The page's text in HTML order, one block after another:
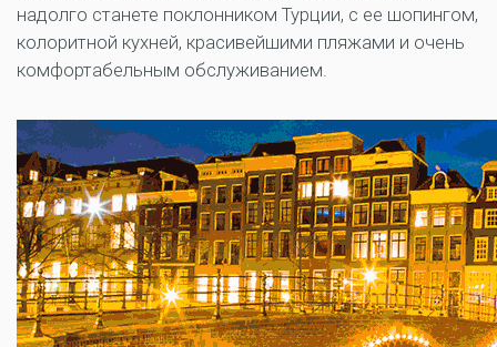
надолго станете поклонником Турции, с ее шопингом,
колоритной кухней, красивейшими пляжами и очень
комфортабельным обслуживанием.